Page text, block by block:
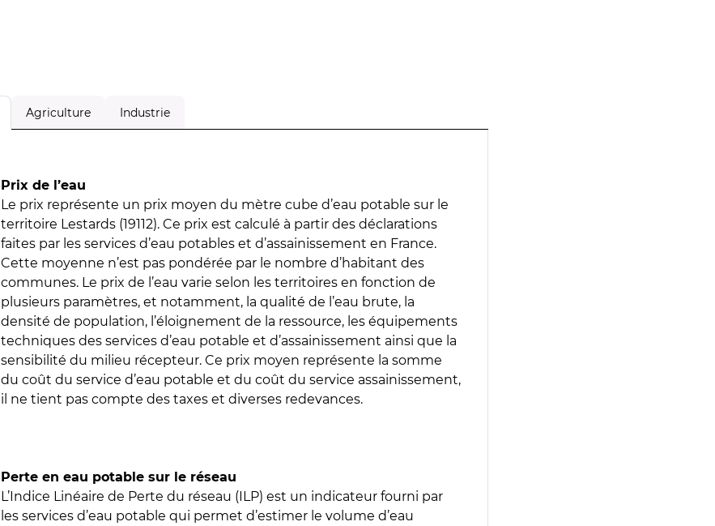
Agriculture Industrie
Prix de l’eau
Le prix représente un prix moyen du mètre cube d’eau potable sur le
territoire Lestards (19112). Ce prix est calculé à partir des déclarations
faites par les services d’eau potables et d’assainissement en France.
Cette moyenne n’est pas pondérée par le nombre d’habitant des
communes. Le prix de l’eau varie selon les territoires en fonction de
plusieurs paramètres, et notamment, la qualité de l’eau brute, la
densité de population, l’éloignement de la ressource, les équipements
techniques des services d’eau potable et d’assainissement ainsi que la
sensibilité du milieu récepteur. Ce prix moyen représente la somme
du coût du service d’eau potable et du coût du service assainissement,
il ne tient pas compte des taxes et diverses redevances.
Perte en eau potable sur le réseau
L’Indice Linéaire de Perte du réseau (ILP) est un indicateur fourni par
les services d’eau potable qui permet d’estimer le volume d’eau